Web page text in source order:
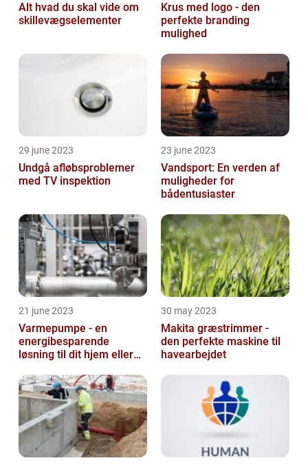
Alt hvad du skal vide om
skillevægselementer
Krus med logo - den
perfekte branding
mulighed
29 june 2023
Undgå afløbsproblemer
med TV inspektion
23 june 2023
Vandsport: En verden af
muligheder for
bådentusiaster
21 june 2023
Varmepumpe - en
energibesparende
løsning til dit hjem eller
30 may 2023
Makita græstrimmer -
den perfekte maskine til
havearbejdet